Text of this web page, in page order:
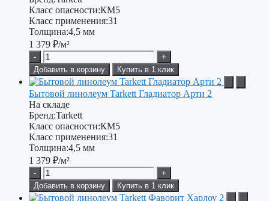
Класс опасности:КМ5
Класс применения:31
Толщина:4,5 мм
1 379 ₽/м²
-
+
Добавить в корзину
Купить в 1 клик
Бытовой линолеум Tarkett Гладиатор Арти 2
На складе
Бренд:Tarkett
Класс опасности:КМ5
Класс применения:31
Толщина:4,5 мм
1 379 ₽/м²
-
+
Добавить в корзину
Купить в 1 клик